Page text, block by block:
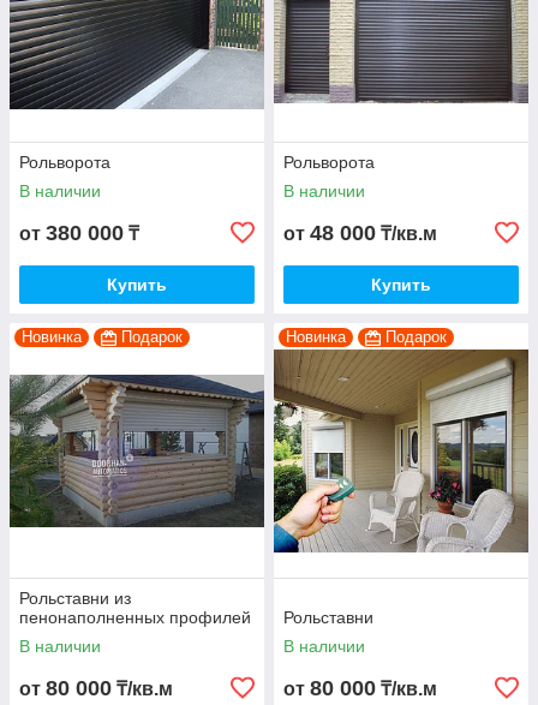
Рольворота
В наличии
от 380 000 ₸
Купить
Рольворота
В наличии
от 48 000 ₸/кв.м
Купить
Новинка Подарок
Рольставни из
пенонаполненных профилей
В наличии
от 80 000 ₸/кв.м
Новинка Подарок
Рольставни
В наличии
от 80 000 ₸/кв.м